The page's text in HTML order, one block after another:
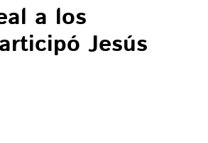
a los
Jesús